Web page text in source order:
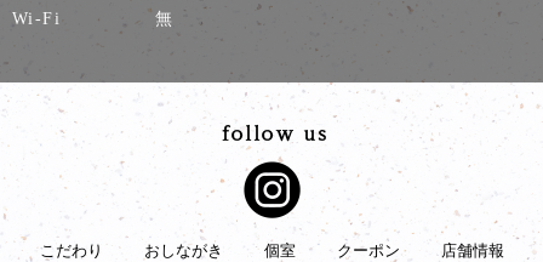
Wi-Fi
無
こだわり おしながき 個室 クーポン 店舗情報